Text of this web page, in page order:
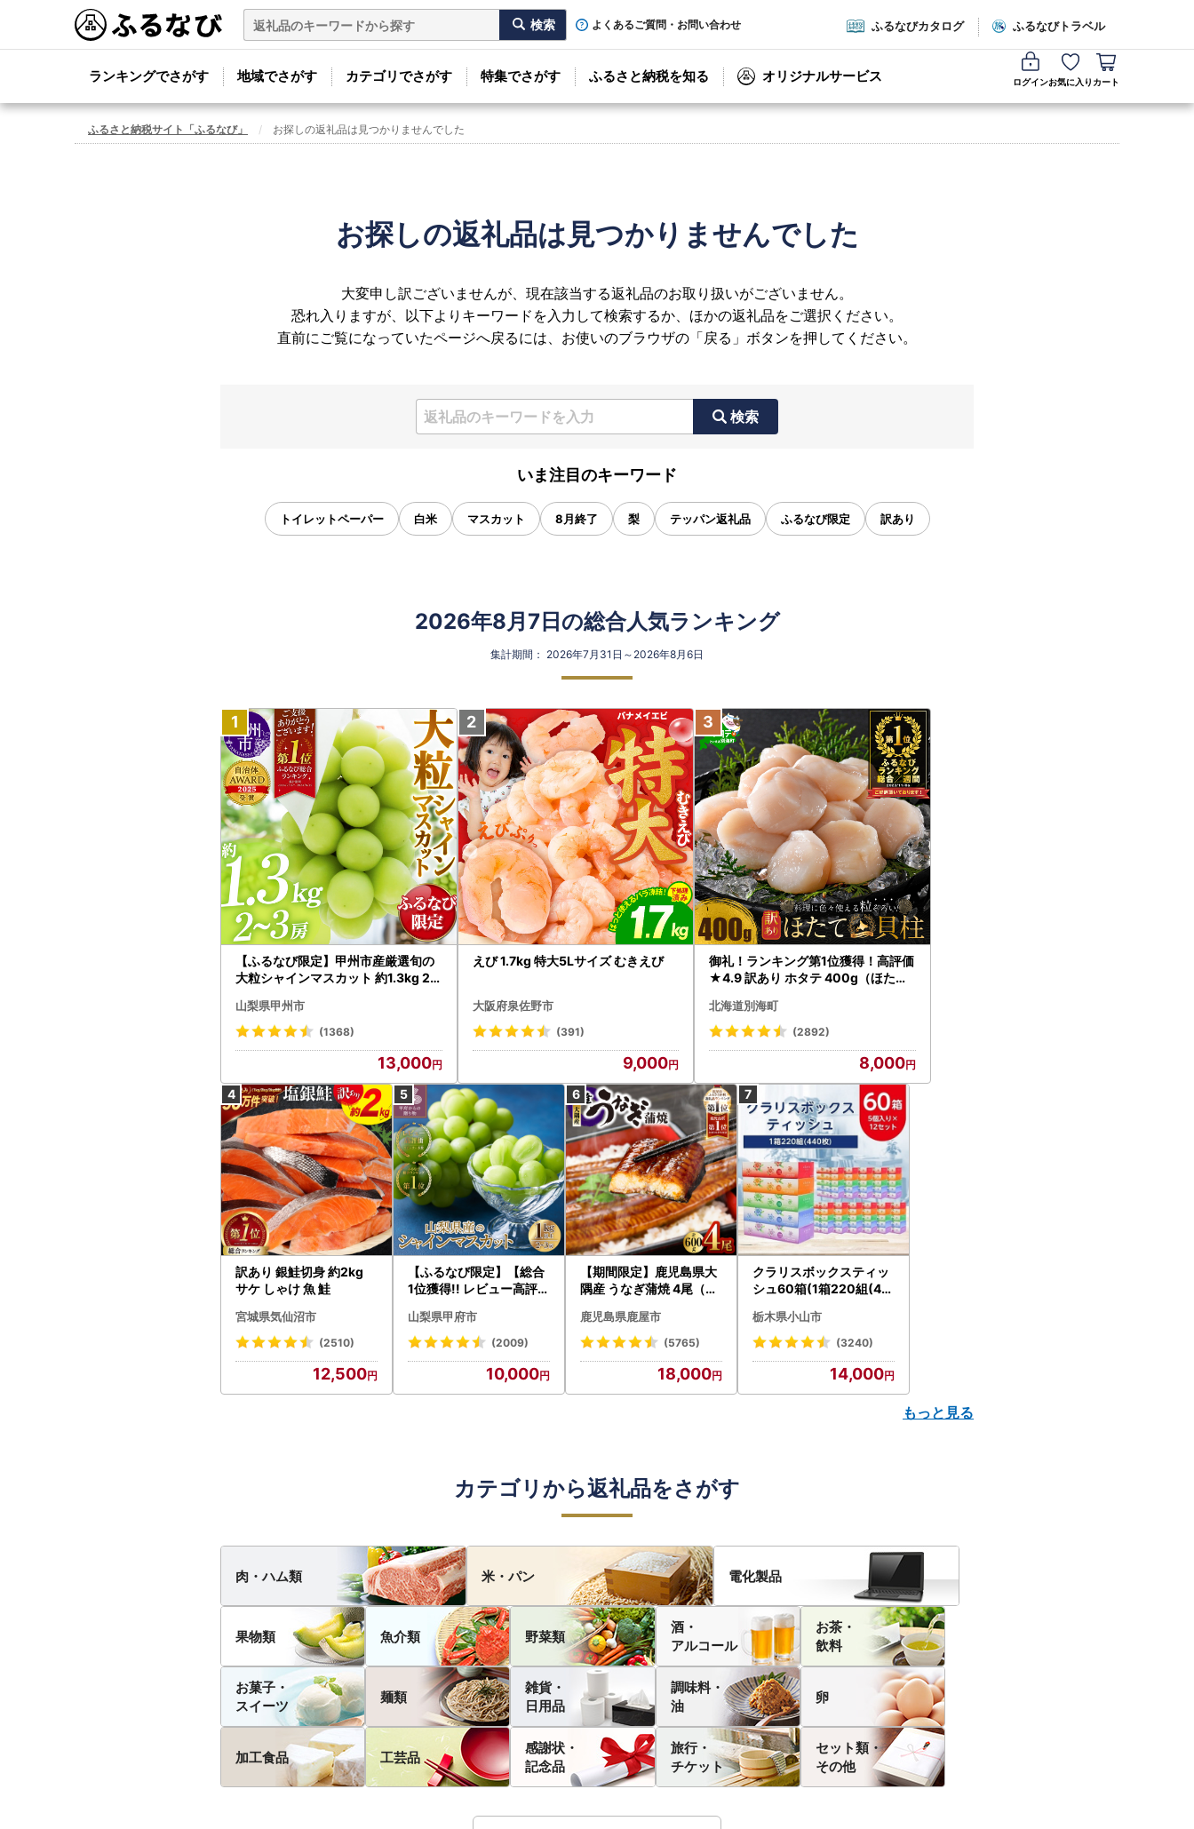
よくあるご質問・お問い合わせ ふるなびカタログ ふるなびトラベル
ランキングでさがす 地域でさがす カテゴリでさがす 特集でさがす ふるさと納税を知る オリジナルサービス ログインお気に入り カート
ふるさと納税サイト「ふるなび」 お探しの返礼品は見つかりませんでした
お探しの返礼品は見つかりませんでした
大変申し訳ございませんが、現在該当する返礼品のお取り扱いがございません。
恐れ入りますが、以下よりキーワードを入力して検索するか、ほかの返礼品をご選択ください。
直前にご覧になっていたページへ戻るには、お使いのブラウザの「戻る」ボタンを押してください。
検索
いま注目のキーワード
トイレットペーパー 白米 マスカット 8月終了 梨 テッパン返礼品 ふるなび限定 訳あり
2026年8月7日の総合人気ランキング
集計期間： 2026年7月31日～2026年8月6日
【ふるなび限定】甲州市産厳選旬の
大粒シャインマスカット 約1.3kg 2
472 FN-Limited-VO シャインマス
カット フルーツ
山梨県甲州市
(1368)
13,000
えび 1.7kg 特大5Lサイズ むきえび
大阪府泉佐野市
(391)
9,000
御礼！ランキング第1位獲得！高評価
★4.9 訳あり ホタテ 400g（ほたて
北海道別海町
(2892)
8,000
訳あり 銀鮭切身 約2kg
サケ しゃけ 魚 鮭
宮城県気仙沼市
(2510)
12,500
【ふるなび限定】【総合
1位獲得!! レビュー高評価
〉山梨県産 シャインマス
カット 2～3房（1.0kg以
N-Limited-SP
山梨県甲府市
(2009)
10,000
【期間限定】鹿児島県大
隅産 うなぎ蒲焼 4尾（60
cp18 うなぎ 鰻 魚 惣菜 総
菜
鹿児島県鹿屋市
(5765)
18,000
クラリスボックスティッ
シュ60箱(1箱220組(44
ト)【配送不可地域：離島
・沖縄県】【1256759】
栃木県小山市
(3240)
14,000
もっと見る
カテゴリから返礼品をさがす
肉・ハム類 米・パン 電化製品
果物類 魚介類 野菜類
酒・
アルコール
お茶・
飲料
お菓子・
スイーツ
麺類
雑貨・
日用品
調味料・
油
卵
加工食品 工芸品
感謝状・
記念品
旅行・
チケット
セット類・
その他